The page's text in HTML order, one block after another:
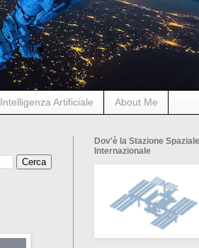
Intelligenza Artificiale About Me
Dov'è la Stazione Spaziale
Internazionale